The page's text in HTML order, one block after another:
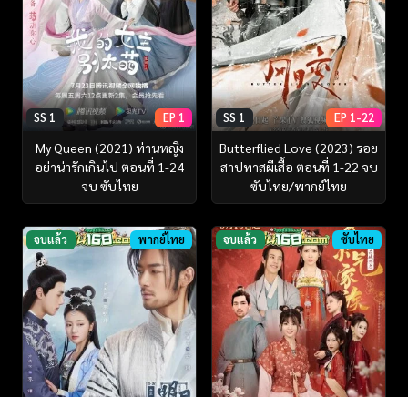
SS 1 EP 1
My Queen (2021) ท่านหญิง
อย่าน่ารักเกินไป ตอนที่ 1-24
จบ ซับไทย
SS 1 EP 1-22
Butterflied Love (2023) รอย
สาปทาสผีเสื้อ ตอนที่ 1-22 จบ
ซับไทย/พากย์ไทย
จบแล้ว พากย์ไทย จบแล้ว ซับไทย